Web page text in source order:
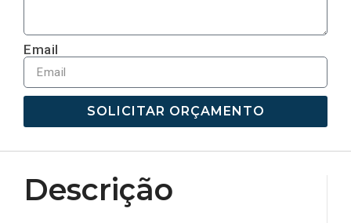
Email
SOLICITAR ORÇAMENTO
Descrição